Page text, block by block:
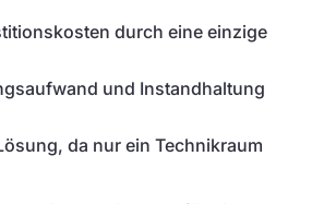
durch eine einzige
und Instandhaltung
da nur ein Technikraum